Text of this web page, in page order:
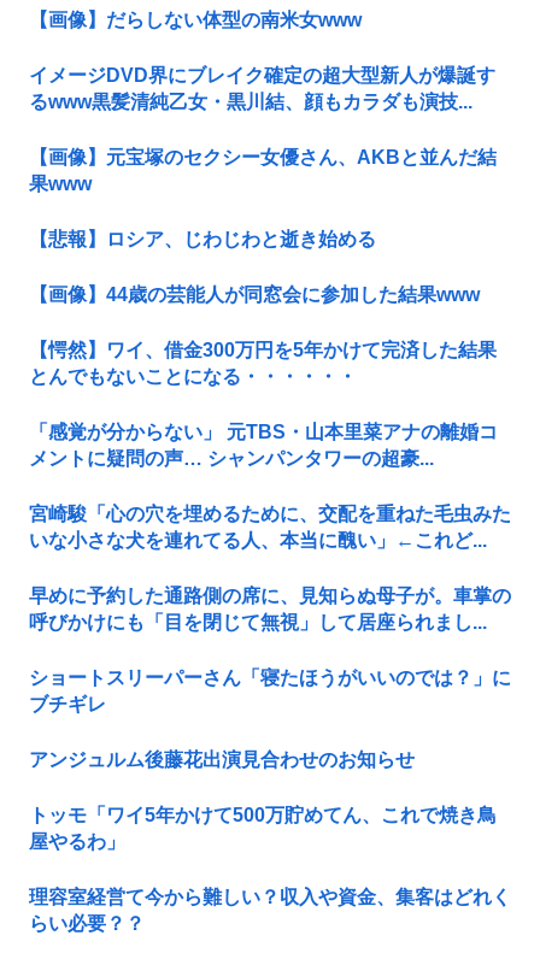
【画像】だらしない体型の南米女www
イメージDVD界にブレイク確定の超大型新人が爆誕す
るwww黒髪清純乙女・黒川結、顔もカラダも演技...
【画像】元宝塚のセクシー女優さん、AKBと並んだ結
果www
【悲報】ロシア、じわじわと逝き始める
【画像】44歳の芸能人が同窓会に参加した結果www
【愕然】ワイ、借金300万円を5年かけて完済した結果
とんでもないことになる・・・・・・
「感覚が分からない」 元TBS・山本里菜アナの離婚コ
メントに疑問の声… シャンパンタワーの超豪...
宮崎駿「心の穴を埋めるために、交配を重ねた毛虫みた
いな小さな犬を連れてる人、本当に醜い」←これど...
早めに予約した通路側の席に、見知らぬ母子が。車掌の
呼びかけにも「目を閉じて無視」して居座られまし...
ショートスリーパーさん「寝たほうがいいのでは？」に
ブチギレ
アンジュルム後藤花出演見合わせのお知らせ
トッモ「ワイ5年かけて500万貯めてん、これで焼き鳥
屋やるわ」
理容室経営て今から難しい？収入や資金、集客はどれく
らい必要？？